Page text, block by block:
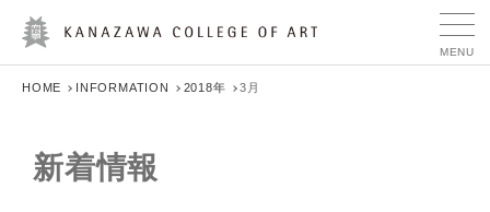
HOME INFORMATION 2018年 3月
新着情報